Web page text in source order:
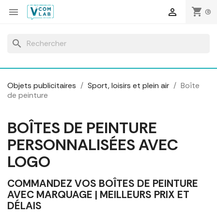
 shopping_cart (0)

search
Objets publicitaires Sport, loisirs et plein air
Boîte
de peinture
BOÎTES DE PEINTURE
PERSONNALISÉES AVEC
LOGO
COMMANDEZ VOS BOÎTES DE PEINTURE
AVEC MARQUAGE | MEILLEURS PRIX ET
DÉLAIS
Panneau de gestion des cookies